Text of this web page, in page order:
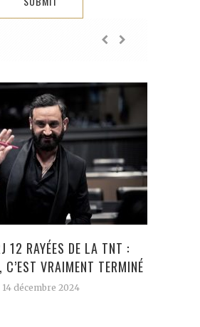
12 RAYÉES DE LA TNT :
C’EST VRAIMENT TERMINÉ
14 décembre 2024